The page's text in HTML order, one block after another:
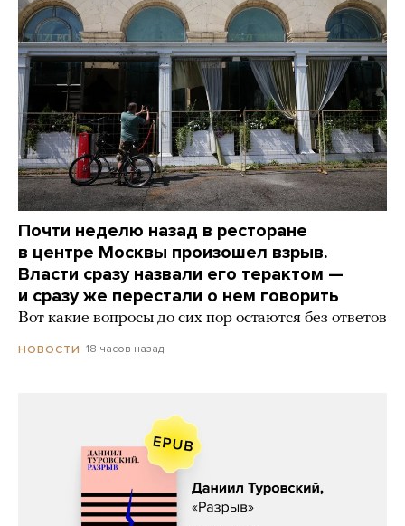
Почти неделю назад в ресторане
в центре Москвы произошел взрыв.
Власти сразу назвали его терактом —
и сразу же перестали о нем говорить
Вот какие вопросы до сих пор остаются без ответов
НОВОСТИ 18 часов назад